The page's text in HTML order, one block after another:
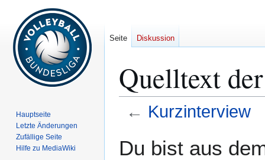
Quelltext
← Kurzinterview
Navigation
Suche
Du bist aus
Seite Diskussion
Hauptseite
Letzte Änderungen
Zufällige Seite
Hilfe zu MediaWiki